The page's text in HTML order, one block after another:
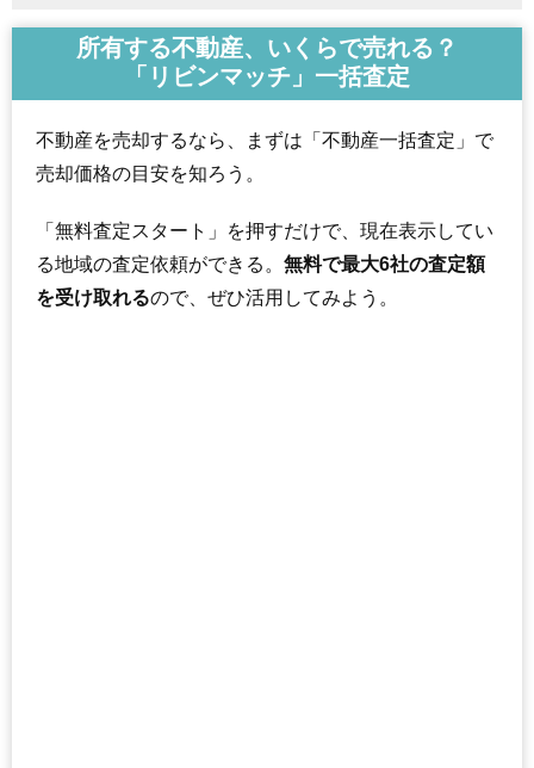
所有する不動産、いくらで売れる？
「リビンマッチ」一括査定
不動産を売却するなら、まずは「不動産一括査定」で
売却価格の目安を知ろう。
「無料査定スタート」を押すだけで、現在表示してい
る地域の査定依頼ができる。 無料で最大6社の査定額
を受け取れるので、ぜひ活用してみよう。